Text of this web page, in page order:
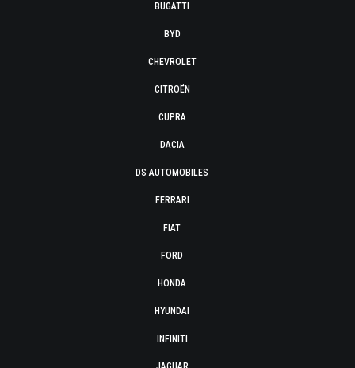
BUGATTI
BYD
CHEVROLET
CITROËN
CUPRA
DACIA
DS AUTOMOBILES
FERRARI
FIAT
FORD
HONDA
HYUNDAI
INFINITI